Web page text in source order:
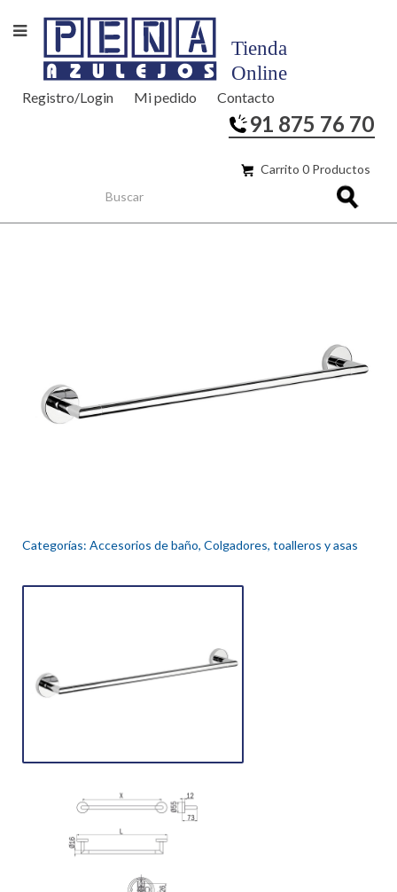
Registro/Login Mi pedido Contacto
91 875 76 70
Carrito 0 Productos
Categorías: Accesorios de baño, Colgadores, toalleros y asas